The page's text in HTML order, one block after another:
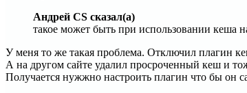
Андрей CS сказал(а)
такое может быть при использовании кеша
У меня то же такая проблема. Отключил плагин
А на другом сайте удалил просроченный кеш и
Получается нужжно настроить плагин что бы он